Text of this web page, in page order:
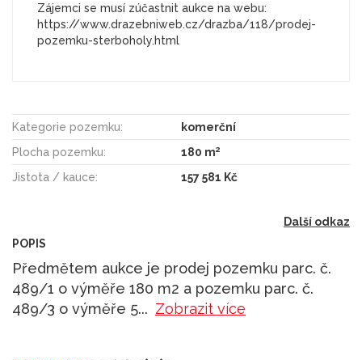
Zájemci se musí zúčastnit aukce na webu:
https://www.drazebniweb.cz/drazba/118/prodej-
pozemku-sterboholy.html
Kategorie pozemku:
komerční
Plocha pozemku:
180 m2
Jistota / kauce: 157 581 Kč
Další odkaz
POPIS
Předmětem aukce je prodej pozemku parc. č.
489/1 o výměře 180 m2 a pozemku parc. č.
489/3 o výměře 5... Zobrazit více